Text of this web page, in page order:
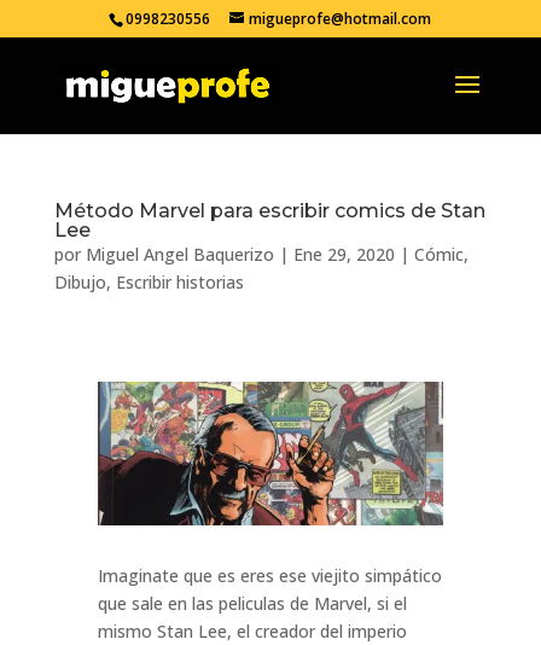
0998230556 migueprofe@hotmail.com
Método Marvel para escribir comics de Stan
Lee
por Miguel Angel Baquerizo | Ene 29, 2020 | Cómic,
Dibujo, Escribir historias
Imaginate que es eres ese viejito simpático
que sale en las peliculas de Marvel, si el
mismo Stan Lee, el creador del imperio